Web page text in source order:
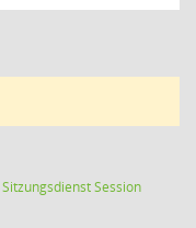
SitzungsdienstSession(Wird in